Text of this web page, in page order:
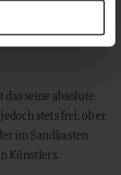
seine absolute
stets frei, ob er
im Sandkasten
Künstlers.